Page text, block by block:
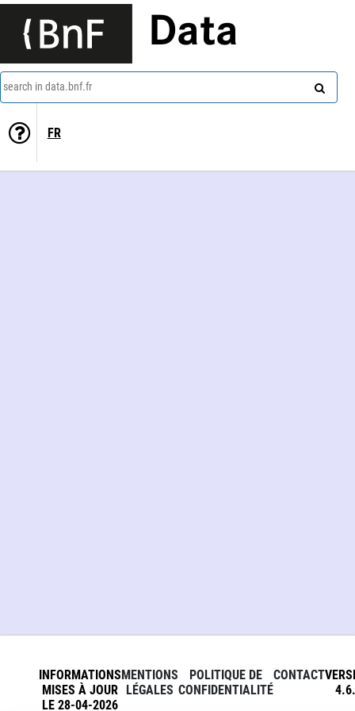
Data
search in data.bnf.fr
FR
INFORMATIONS
MISES À JOUR
LE 28-04-2026
MENTIONS
LÉGALES
POLITIQUE DE
CONFIDENTIALITÉ
CONTACT